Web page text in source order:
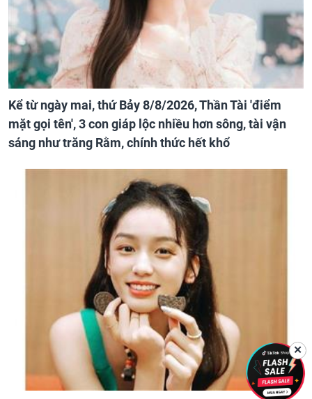
Kể từ ngày mai, thứ Bảy 8/8/2026, Thần Tài 'điểm
mặt gọi tên', 3 con giáp lộc nhiều hơn sông, tài vận
sáng như trăng Rằm, chính thức hết khổ
✕